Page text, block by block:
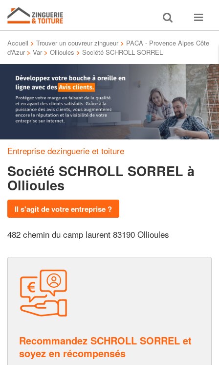
Toggle
search
Toggle
Accueil > Trouver un couvreur zingueur > PACA - Provence Alpes Côte
d'Azur > Var > Ollioules > Société SCHROLL SORREL
Entreprise dezinguerie et toiture
Société SCHROLL SORREL à
Ollioules
Il s'agit de votre entreprise ?
482 chemin du camp laurent 83190 Ollioules
Recommandez SCHROLL SORREL et
soyez en récompensés